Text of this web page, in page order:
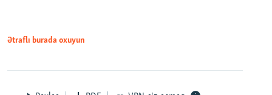
Ətraflı burada oxuyun